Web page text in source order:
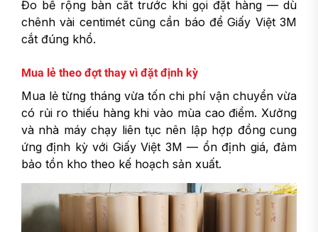
Đo bề rộng bàn cắt trước khi gọi đặt hàng — dù
chênh vài centimét cũng cần báo để Giấy Việt 3M
cắt đúng khổ.
Mua lẻ theo đợt thay vì đặt định kỳ
Mua lẻ từng tháng vừa tốn chi phí vận chuyển vừa
có rủi ro thiếu hàng khi vào mùa cao điểm. Xưởng
và nhà máy chạy liên tục nên lập hợp đồng cung
ứng định kỳ với Giấy Việt 3M — ổn định giá, đảm
bảo tồn kho theo kế hoạch sản xuất.